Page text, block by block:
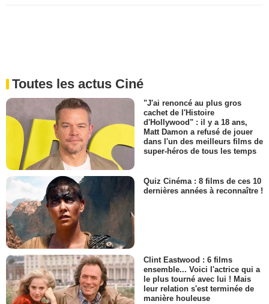
Toutes les actus Ciné
"J'ai renoncé au plus gros
cachet de l'Histoire
d'Hollywood" : il y a 18 ans,
Matt Damon a refusé de jouer
dans l'un des meilleurs films de
super-héros de tous les temps
Quiz Cinéma : 8 films de ces 10
dernières années à reconnaître !
Clint Eastwood : 6 films
ensemble... Voici l'actrice qui a
le plus tourné avec lui ! Mais
leur relation s'est terminée de
manière houleuse